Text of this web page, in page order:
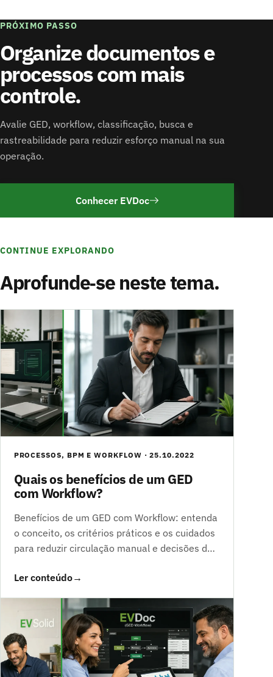
PRÓXIMO PASSO
Organize documentos e
processos com mais
controle.
Avalie GED, workflow, classificação, busca e
rastreabilidade para reduzir esforço manual na sua
operação.
Conhecer EVDoc
CONTINUE EXPLORANDO
Aprofunde‑se neste tema.
PROCESSOS, BPM E WORKFLOW · 25.10.2022
Quais os benefícios de um GED
com Workflow?
Benefícios de um GED com Workflow: entenda
o conceito, os critérios práticos e os cuidados
para reduzir circulação manual e decisões d…
Ler conteúdo→